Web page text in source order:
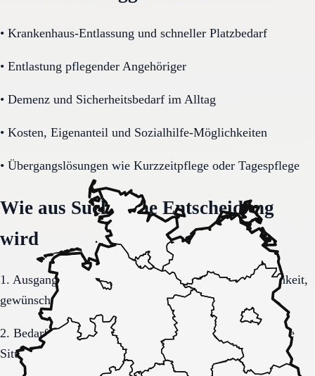
• Krankenhaus-Entlassung und schneller Platzbedarf
• Entlastung pflegender Angehöriger
• Demenz und Sicherheitsbedarf im Alltag
• Kosten, Eigenanteil und Sozialhilfe-Möglichkeiten
• Übergangslösungen wie Kurzzeitpflege oder Tagespflege
Wie aus Suche eine Entscheidung
wird
1. Ausgangslage schriftlich sortieren: Region, Dringlichkeit,
gewünschte Versorgungsform.
2. Bedarf konkretisieren: Pflegegrad, Mobilität, kognitive
Situation, Kostenrahmen.